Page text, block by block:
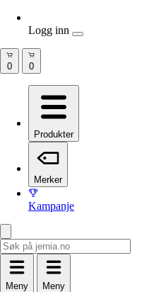
Produkter
Merker
Kampanje
Meny Meny